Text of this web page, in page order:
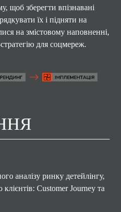
щоб зберегти впізнавані
їх і підняти на
на змістовому наповненні,
для соцмереж.
аналізу ринку детейлінгу,
Customer Journey та